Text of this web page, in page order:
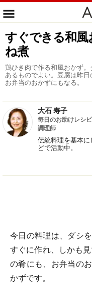
すぐできる和
ね煮
鶏ひき肉で作る和風おかず
あるものでよい。豆腐は昨日
お弁当のおかずにもなる。
大石 寿子
毎日のお助けレシ
調理師
伝統料理を基本
どで活動中。
今日の料理は、ダシ
すぐに作れ、しかも
の肴にも、お弁当の
かずです。